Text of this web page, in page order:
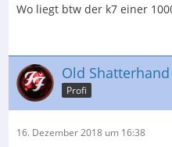
Wo liegt btw der k7 einer
Old Shatterhand
Profi
16. Dezember 2018 um 16:38